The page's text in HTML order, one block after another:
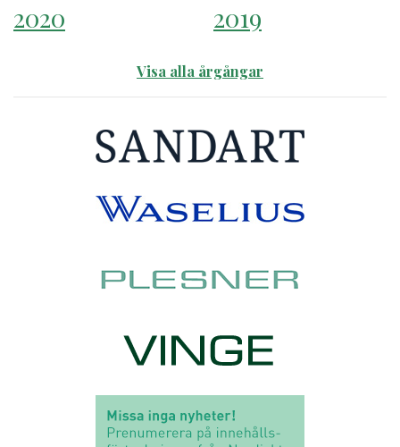
2020
2019
Visa alla årgångar